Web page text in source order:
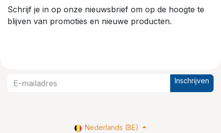
Schrijf je in op onze nieuwsbrief om op de hoogte te
blijven van promoties en nieuwe producten.
Inschrijven
Nederlands (BE)